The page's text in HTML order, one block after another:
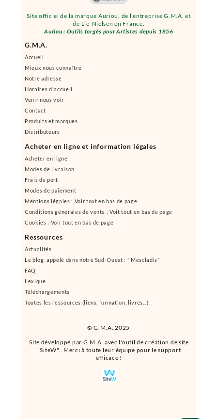
© G.M.A. 2025
Site officiel de la marque Auriou, de l'entreprise G.M.A. et
de Lie-Nielsen en France.
Auriou : Outils forgés pour Artistes depuis 1856
Site développé par G.M.A. avec l'outil de création de site
"SiteW". Merci à toute leur équipe pour le support
efficace !
G.M.A.
Accueil
Mieux nous connaître
Notre adresse
Horaires d'accueil
Venir nous voir
Contact
Produits et marques
Distributeurs
Acheter en ligne et information légales
Acheter en ligne
Modes de livraison
Frais de port
Modes de paiement
Mentions légales : Voir tout en bas de page
Conditions générales de vente : Voit tout en bas de page
Cookies : Voir tout en bas de page
Ressources
Actualités
Le blog, appelé dans notre Sud-Ouest : " Mescladis"
FAQ
Lexique
Téléchargements
Toutes les ressources (liens, formation, livres...)